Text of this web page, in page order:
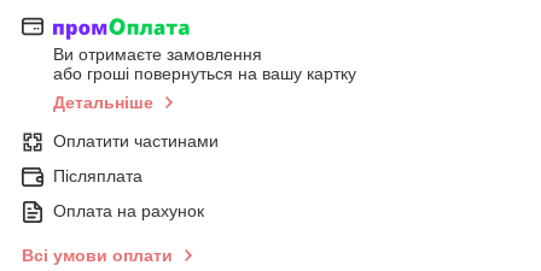
Ви отримаєте замовлення
або гроші повернуться на вашу картку
Детальніше
Оплатити частинами
Післяплата
Оплата на рахунок
Всі умови оплати